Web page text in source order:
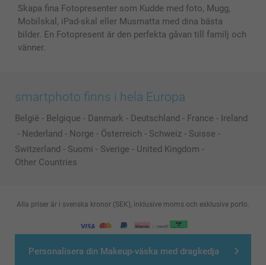
Personalisera din Makeup-väska med dragkedja
Skapa fina Fotopresenter som Kudde med foto, Mugg,
Mobilskal, iPad-skal eller Musmatta med dina bästa
bilder. En Fotopresent är den perfekta gåvan till familj och
vänner.
smartphoto finns i hela Europa
België - Belgique - Danmark - Deutschland - France - Ireland
- Nederland - Norge - Österreich - Schweiz - Suisse -
Switzerland - Suomi - Sverige - United Kingdom -
Other Countries
© smartphoto group. All rights reserved
Alla priser är i svenska kronor (SEK), inklusive moms och exklusive porto.